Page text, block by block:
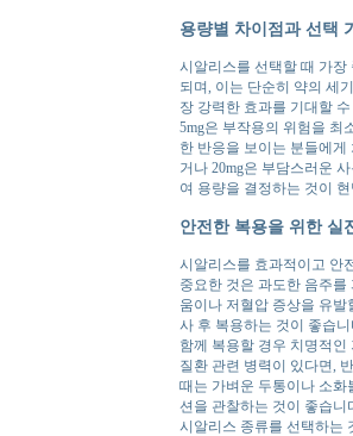
용량별 차이점과 선택
시알리스를 선택할 때 가장
되며, 이는 단순히 약의 세
장 강력한 효과를 기대할
5mg은 부작용의 위험을 최
한 반응을 보이는 분들에게
거나 20mg은 부담스러운
여 용량을 결정하는 것이
안전한 복용을 위한 실
시알리스를 효과적이고 안
중요한 것은 과도한 음주
움이나 저혈압 증상을 유
사 후 복용하는 것이 좋습
함께 복용할 경우 치명적
질환 관련 병력이 있다면,
때는 가벼운 두통이나 소
션을 관찰하는 것이 좋습니
시알리스 종류를 선택하는